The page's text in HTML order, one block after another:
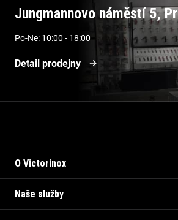
Jungmannovo náměstí 5,
Po-Ne: 10:00 - 18:00
Detail prodejny
O Victorinox
Naše služby